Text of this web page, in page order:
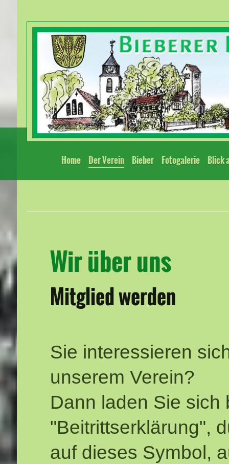
Home Der Verein Bieber Fotogalerie Blick
Wir über uns
Mitglied werden
Sie interessieren
unserem Verein?
Dann laden Sie sich
"Beitrittserklärung",
auf dieses Symbol,